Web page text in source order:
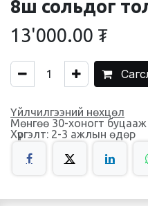
8ш сольдог
13'000.00 ₮
Үйлчилгээний нөхцөл
Мөнгөө 30-хоногт буцааж
Хүргэлт: 2-3 ажлын өдөр